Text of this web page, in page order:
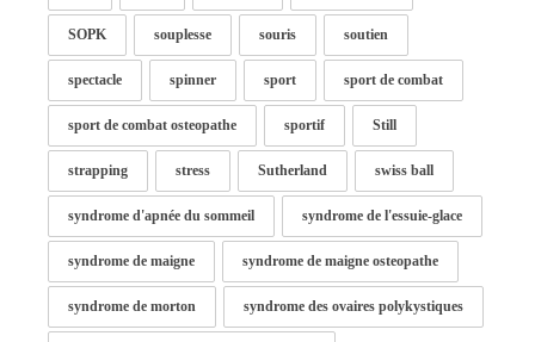
SOPK souplesse souris soutien
spectacle spinner sport sport de combat
sport de combat osteopathe sportif Still
strapping stress Sutherland swiss ball
syndrome d'apnée du sommeil syndrome de l'essuie-glace
syndrome de maigne syndrome de maigne osteopathe
syndrome de morton syndrome des ovaires polykystiques